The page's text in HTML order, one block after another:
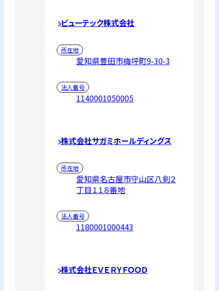
ビューテック株式会社
所在地
愛知県豊田市梅坪町9-30-3
法人番号
1140001050005
株式会社サガミホールディングス
所在地
愛知県名古屋市守山区八剣２
丁目１１８番地
法人番号
1180001000443
株式会社ＥＶＥＲＹＦＯＯＤ